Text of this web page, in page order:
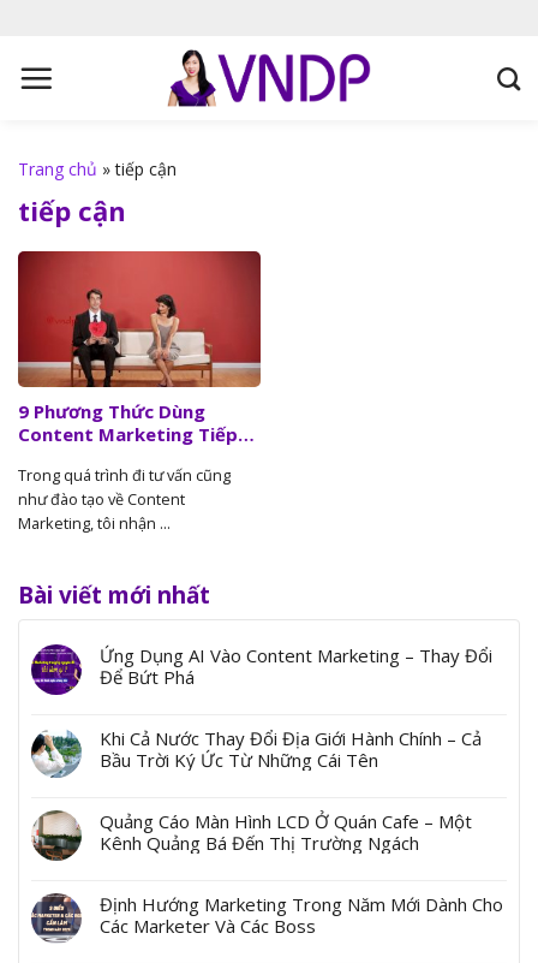
Trang chủ »tiếp cận
tiếp cận
9 Phương Thức Dùng
Content Marketing Tiếp
Trong quá trình đi tư vấn cũng
như đào tạo về Content
Marketing, tôi nhận ...
Bài viết mới nhất
Ứng Dụng AI Vào Content Marketing – Thay Đổi
Để Bứt Phá
Khi Cả Nước Thay Đổi Địa Giới Hành Chính – Cả
Bầu Trời Ký Ức Từ Những Cái Tên
Quảng Cáo Màn Hình LCD Ở Quán Cafe – Một
Kênh Quảng Bá Đến Thị Trường Ngách
Định Hướng Marketing Trong Năm Mới Dành Cho
Các Marketer Và Các Boss